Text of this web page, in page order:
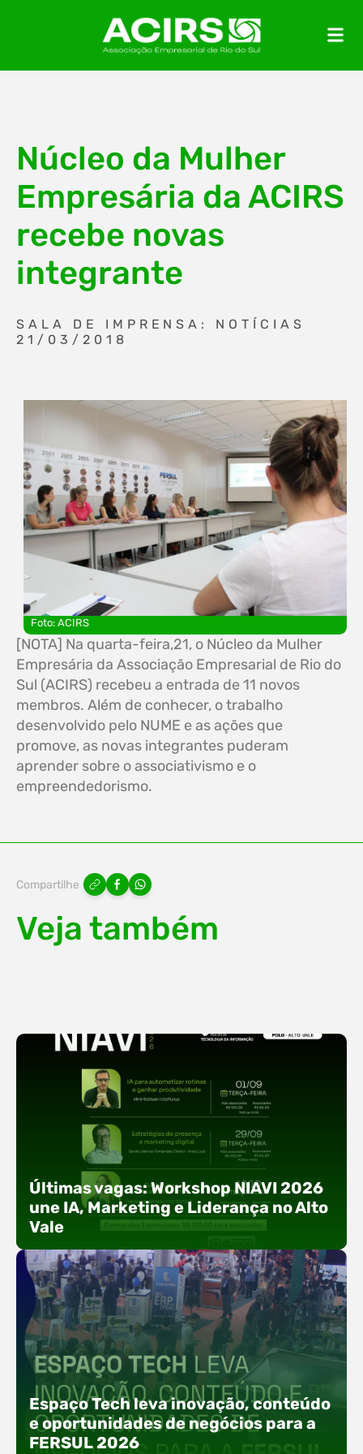
Núcleo da Mulher
Empresária da ACIRS
recebe novas
integrante
SALA DE IMPRENSA: NOTÍCIAS
21/03/2018
Foto: ACIRS
[NOTA] Na quarta-feira,21, o Núcleo da Mulher
Empresária da Associação Empresarial de Rio do
Sul (ACIRS) recebeu a entrada de 11 novos
membros. Além de conhecer, o trabalho
desenvolvido pelo NUME e as ações que
promove, as novas integrantes puderam
aprender sobre o associativismo e o
empreendedorismo.
Compartilhe
Veja também
Últimas vagas: Workshop NIAVI 2026
une IA, Marketing e Liderança no Alto
Vale
Com o objetivo de impulsionar a produtividade, a
presença digital e a gestão nas empresas do
Alto Vale, o Núcleo de Tecnologia da Informação
(NIAVI), Polo ACATE-ACIRS, realiza a edição
2026 do Workshop NIAVI. O evento foi
Espaço Tech leva inovação, conteúdo
e oportunidades de negócios para a
FERSUL 2026